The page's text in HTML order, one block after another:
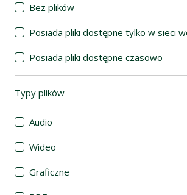
Bez plików
Posiada pliki dostępne tylko w sieci
Posiada pliki dostępne czasowo
Typy plików
Audio
Wideo
Graficzne